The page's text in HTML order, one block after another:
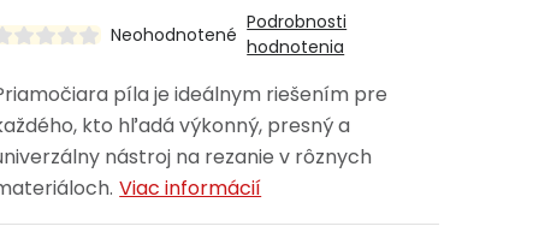
Neohodnotené
Podrobnosti
hodnotenia
píla je ideálnym riešením pre
kto hľadá výkonný, presný a
nástroj na rezanie v rôznych
Viac informácií